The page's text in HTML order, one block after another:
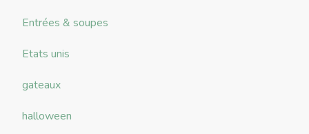
Entrées & soupes
Etats unis
gateaux
halloween